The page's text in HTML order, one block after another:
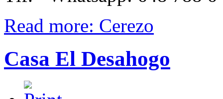
Read more: Cerezo
Casa El Desahogo